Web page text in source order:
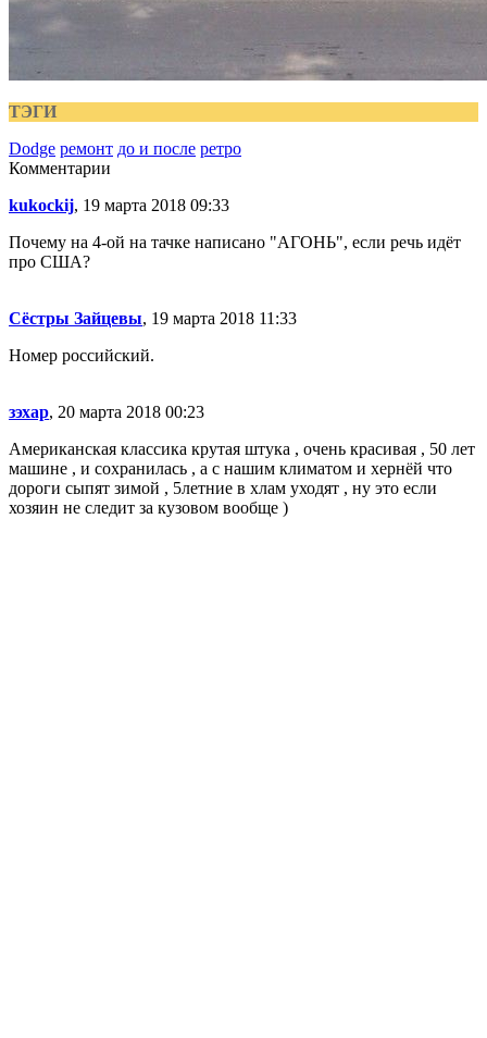
ТЭГИ
Dodge ремонт до и после ретро
Комментарии
kukockij, 19 марта 2018 09:33
Почему на 4-ой на тачке написано "АГОНЬ", если речь идёт
про США?
Сёстры Зайцевы, 19 марта 2018 11:33
Номер российский.
зэхар, 20 марта 2018 00:23
Американская классика крутая штука , очень красивая , 50 лет
машине , и сохранилась , а с нашим климатом и хернёй что
дороги сыпят зимой , 5летние в хлам уходят , ну это если
хозяин не следит за кузовом вообще )